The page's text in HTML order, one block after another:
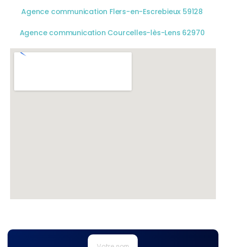
Agence communication Flers-en-Escrebieux 59128
Agence communication Courcelles-lès-Lens 62970